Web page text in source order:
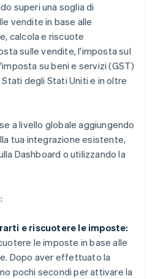
superi una soglia di
vendite in base alle
calcola e riscuote
sulle vendite, l'imposta sul
su beni e servizi (GST)
degli Stati Uniti e in oltre
a livello globale aggiungendo
tua integrazione esistente,
Dashboard o utilizzando la
e riscuotere le imposte:
le imposte in base alle
Dopo aver effettuato la
pochi secondi per attivare la